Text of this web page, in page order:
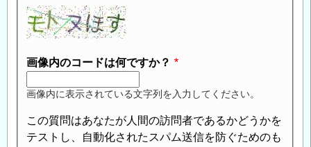
画像内のコードは何ですか？
画像内に表示されている文字列を入力してください。
この質問はあなたが人間の訪問者であるかどうかを
テストし、自動化されたスパム送信を防ぐためのも